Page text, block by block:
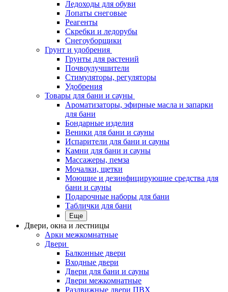
Ледоходы для обуви
Лопаты снеговые
Реагенты
Скребки и ледорубы
Снегоуборщики
Грунт и удобрения
Грунты для растений
Почвоулучшители
Стимуляторы, регуляторы
Удобрения
Товары для бани и сауны
Ароматизаторы, эфирные масла и запарки
для бани
Бондарные изделия
Веники для бани и сауны
Испарители для бани и сауны
Камни для бани и сауны
Массажеры, пемза
Мочалки, щетки
Моющие и дезинфицирующие средства для
бани и сауны
Подарочные наборы для бани
Таблички для бани
Еще
Двери, окна и лестницы
Арки межкомнатные
Двери
Балконные двери
Входные двери
Двери для бани и сауны
Двери межкомнатные
Раздвижные двери ПВХ